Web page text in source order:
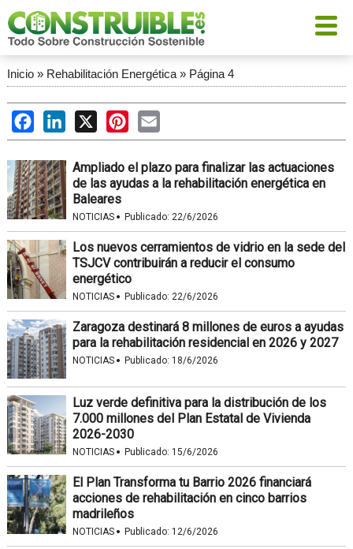
Inicio» Rehabilitación Energética» Página 4
FacebookLinkedIn
X PinterestEmail
Ampliado el plazo para finalizar las actuaciones
de las ayudas a la rehabilitación energética en
Baleares
NOTICIAS · Publicado: 22/6/2026
Los nuevos cerramientos de vidrio en la sede del
TSJCV contribuirán a reducir el consumo
energético
NOTICIAS · Publicado: 22/6/2026
Zaragoza destinará 8 millones de euros a ayudas
para la rehabilitación residencial en 2026 y 2027
NOTICIAS · Publicado: 18/6/2026
Luz verde definitiva para la distribución de los
7.000 millones del Plan Estatal de Vivienda
2026-2030
NOTICIAS · Publicado: 15/6/2026
El Plan Transforma tu Barrio 2026 financiará
acciones de rehabilitación en cinco barrios
madrileños
NOTICIAS · Publicado: 12/6/2026